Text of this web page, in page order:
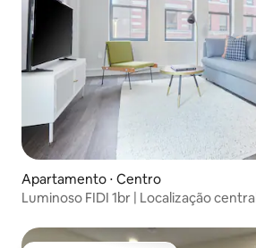
Apartamento ⋅ Centro
Luminoso FIDI 1br | Localização central